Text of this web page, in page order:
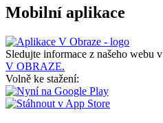
Mobilní aplikace
Sledujte informace z našeho webu v
V OBRAZE.
Volně ke stažení: